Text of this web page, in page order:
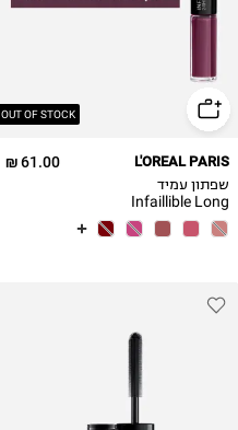
OUT OF STOCK
61.00 ₪ L'OREAL PARIS
שפתון עמיד
Infaillible Long
Lasting